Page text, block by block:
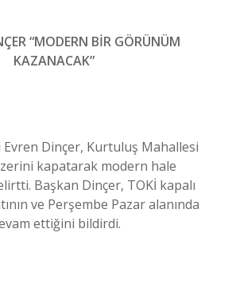
“MODERN BİR GÖRÜNÜM
KAZANACAK”
Evren Dinçer, Kurtuluş Mahallesi
kapatarak modern hale
Başkan Dinçer, TOKİ kapalı
ve Perşembe Pazar alanında
ettiğini bildirdi.